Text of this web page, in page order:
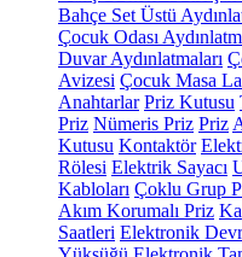
Bahçe Set Üstü
Çocuk Odası
Duvar Aydınlatmaları
Avizesi Çocuk Masa
Anahtarlar Priz Kutusu
Priz Nümeris Priz Priz
Kutusu Kontaktör
Rölesi Elektrik Sayacı
Kabloları Çoklu Grup
Akım Korumalı Priz
Saatleri Elektronik